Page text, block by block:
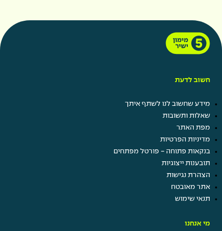
חשוב לדעת
מידע שחשוב לנו לשתף איתך
שאלות ותשובות
מפת האתר
מדיניות הפרטיות
בנקאות פתוחה - פורטל מפתחים
תובענות ייצוגיות
הצהרת נגישות
אתר מאובטח
תנאי שימוש
מי אנחנו